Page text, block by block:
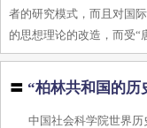
者的研究模式，而且对国
的思想理论的改造，而受“
〓“柏林共和国的历
中国社会科学院世界